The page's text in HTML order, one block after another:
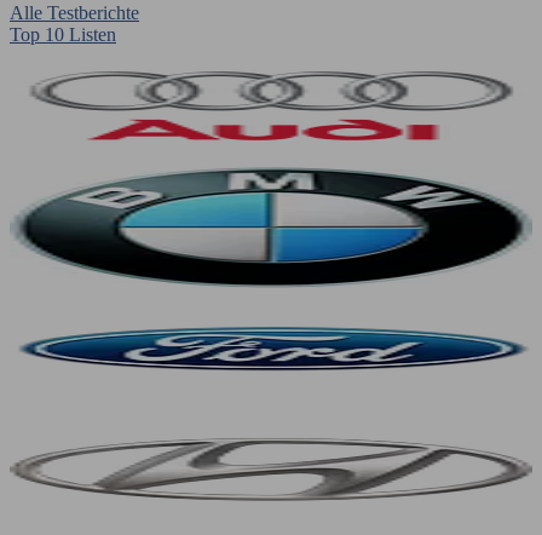
Alle Testberichte
Top 10 Listen